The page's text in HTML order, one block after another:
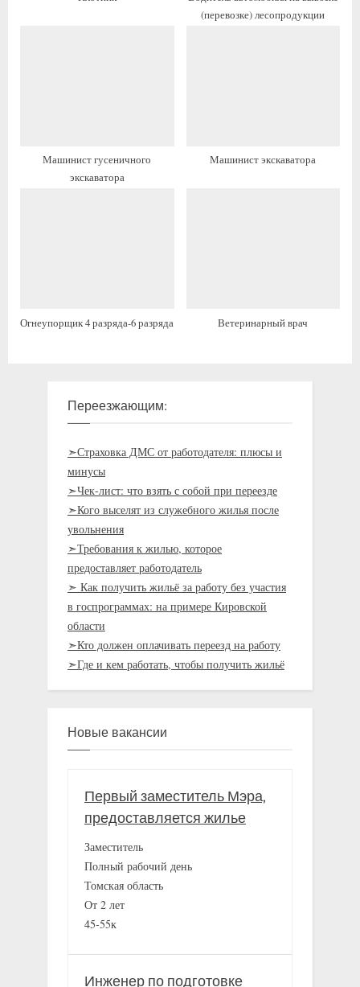
(перевозке) лесопродукции
Машинист гусеничного
экскаватора
Машинист экскаватора
Огнеупорщик 4 разряда-6 разряда Ветеринарный врач
Переезжающим:
➣Страховка ДМС от работодателя: плюсы и
минусы
➣Чек-лист: что взять с собой при переезде
➣Кого выселят из служебного жилья после
увольнения
➣Требования к жилью, которое
предоставляет работодатель
➣ Как получить жильё за работу без участия
в госпрограммах: на примере Кировской
области
➣Кто должен оплачивать переезд на работу
➣Где и кем работать, чтобы получить жильё
Новые вакансии
Первый заместитель Мэра,
предоставляется жилье
Заместитель
Полный рабочий день
Томская область
От 2 лет
45-55к
Инженер по подготовке